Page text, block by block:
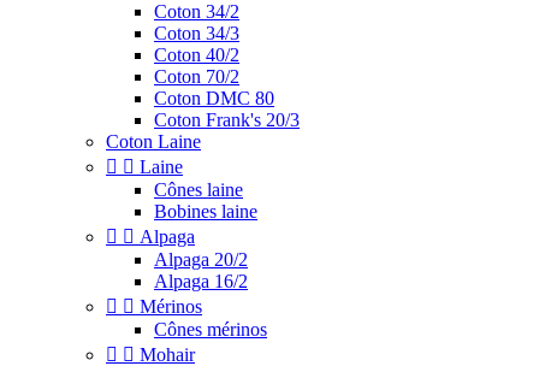
Coton 34/2
Coton 34/3
Coton 40/2
Coton 70/2
Coton DMC 80
Coton Frank's 20/3
Coton Laine
  Laine
Cônes laine
Bobines laine
  Alpaga
Alpaga 20/2
Alpaga 16/2
  Mérinos
Cônes mérinos
  Mohair